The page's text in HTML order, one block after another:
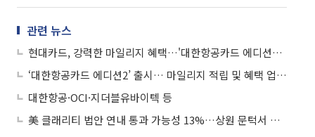
관련 뉴스
현대카드, 강력한 마일리지 혜택…'대한항공카드 에디션2' 출시
‘대한항공카드 에디션2’ 출시… 마일리지 적립 및 혜택 업그레이드
대한항공·OCI·지더블유바이텍 등
美 클래리티 법안 연내 통과 가능성 13%…상원 문턱서 제동